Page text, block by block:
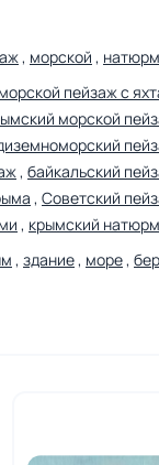
, морской ,
морской пейзаж с
морской
, байкальский
, Советский
, крымский
, здание, море,